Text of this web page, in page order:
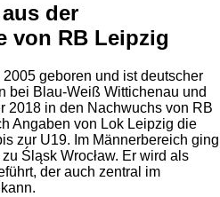
der
von RB Leipzig
geboren und ist deutscher
bei Blau-Weiß Wittichenau und
2018 in den Nachwuchs von RB
Angaben von Lok Leipzig die
zur U19. Im Männerbereich ging
Śląsk Wrocław. Er wird als
der auch zentral im